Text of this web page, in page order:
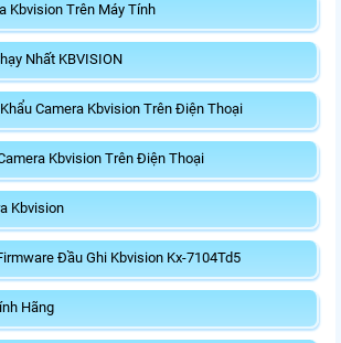
Kbvision Trên Máy Tính
Nhất KBVISION
Camera Kbvision Trên Điện Thoại
Kbvision Trên Điện Thoại
Kbvision
Đầu Ghi Kbvision Kx-7104Td5
Hãng